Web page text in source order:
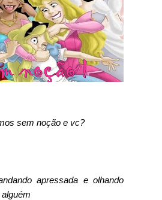
sem noção e vc?
apressada e olhando